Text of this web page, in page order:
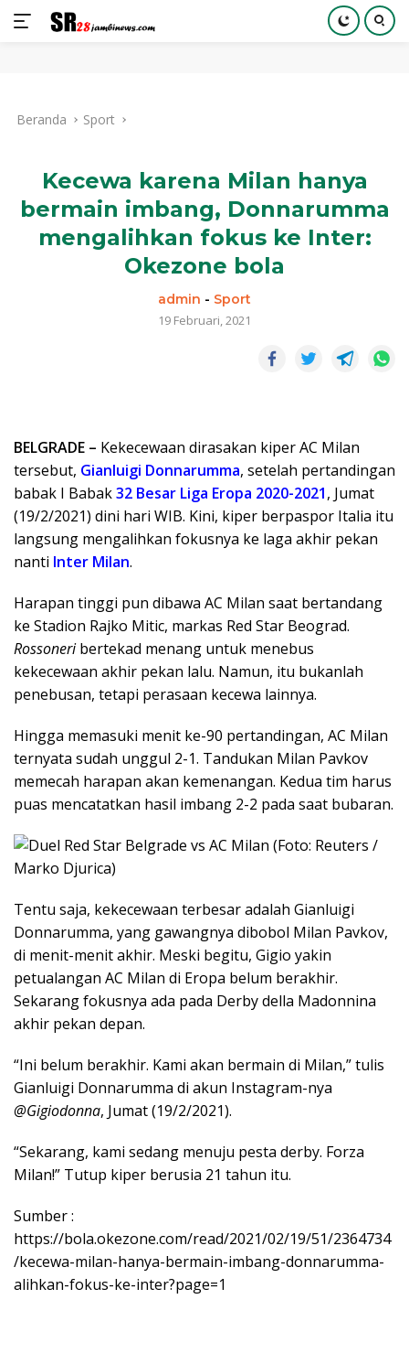
kontenBeranda Sport
Kecewa karena Milan hanya
bermain imbang, Donnarumma
mengalihkan fokus ke Inter:
Okezone bola
admin - Sport
19 Februari, 2021
BELGRADE – Kekecewaan dirasakan kiper AC Milan
tersebut, Gianluigi Donnarumma, setelah pertandingan
babak I Babak32 Besar Liga Eropa 2020-2021, Jumat
(19/2/2021) dini hari WIB. Kini, kiper berpaspor Italia itu
langsung mengalihkan fokusnya ke laga akhir pekan
nanti Inter Milan.
Harapan tinggi pun dibawa AC Milan saat bertandang
ke Stadion Rajko Mitic, markas Red Star Beograd.
Rossoneribertekad menang untuk menebus
kekecewaan akhir pekan lalu. Namun, itu bukanlah
penebusan, tetapi perasaan kecewa lainnya.
Hingga memasuki menit ke-90 pertandingan, AC Milan
ternyata sudah unggul 2-1. Tandukan Milan Pavkov
memecah harapan akan kemenangan. Kedua tim harus
puas mencatatkan hasil imbang 2-2 pada saat bubaran.
Tentu saja, kekecewaan terbesar adalah Gianluigi
Donnarumma, yang gawangnya dibobol Milan Pavkov,
di menit-menit akhir. Meski begitu, Gigio yakin
petualangan AC Milan di Eropa belum berakhir.
Sekarang fokusnya ada pada Derby della Madonnina
akhir pekan depan.
“Ini belum berakhir. Kami akan bermain di Milan,” tulis
Gianluigi Donnarumma di akun Instagram-nya
@Gigiodonna, Jumat (19/2/2021).
“Sekarang, kami sedang menuju pesta derby. Forza
Milan!” Tutup kiper berusia 21 tahun itu.
Sumber :
https://bola.okezone.com/read/2021/02/19/51/2364734
/kecewa-milan-hanya-bermain-imbang-donnarumma-
alihkan-fokus-ke-inter?page=1